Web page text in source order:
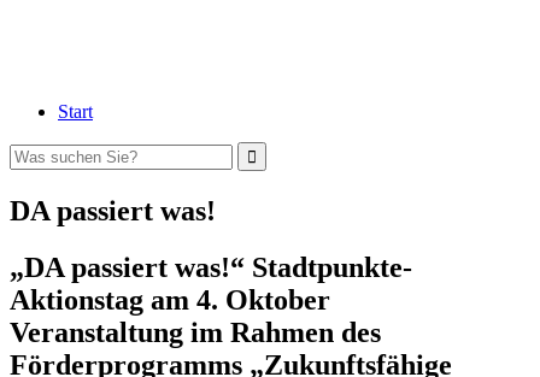
Start
DA passiert was!
„DA passiert was!“ Stadtpunkte-
Aktionstag am 4. Oktober
Veranstaltung im Rahmen des
Förderprogramms „Zukunftsfähige